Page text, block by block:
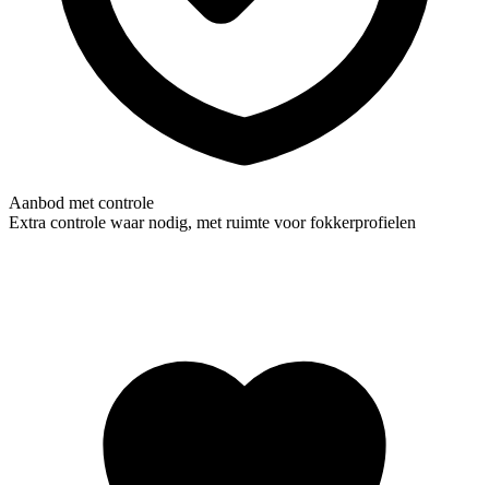
Aanbod met controle
Extra controle waar nodig, met ruimte voor fokkerprofielen